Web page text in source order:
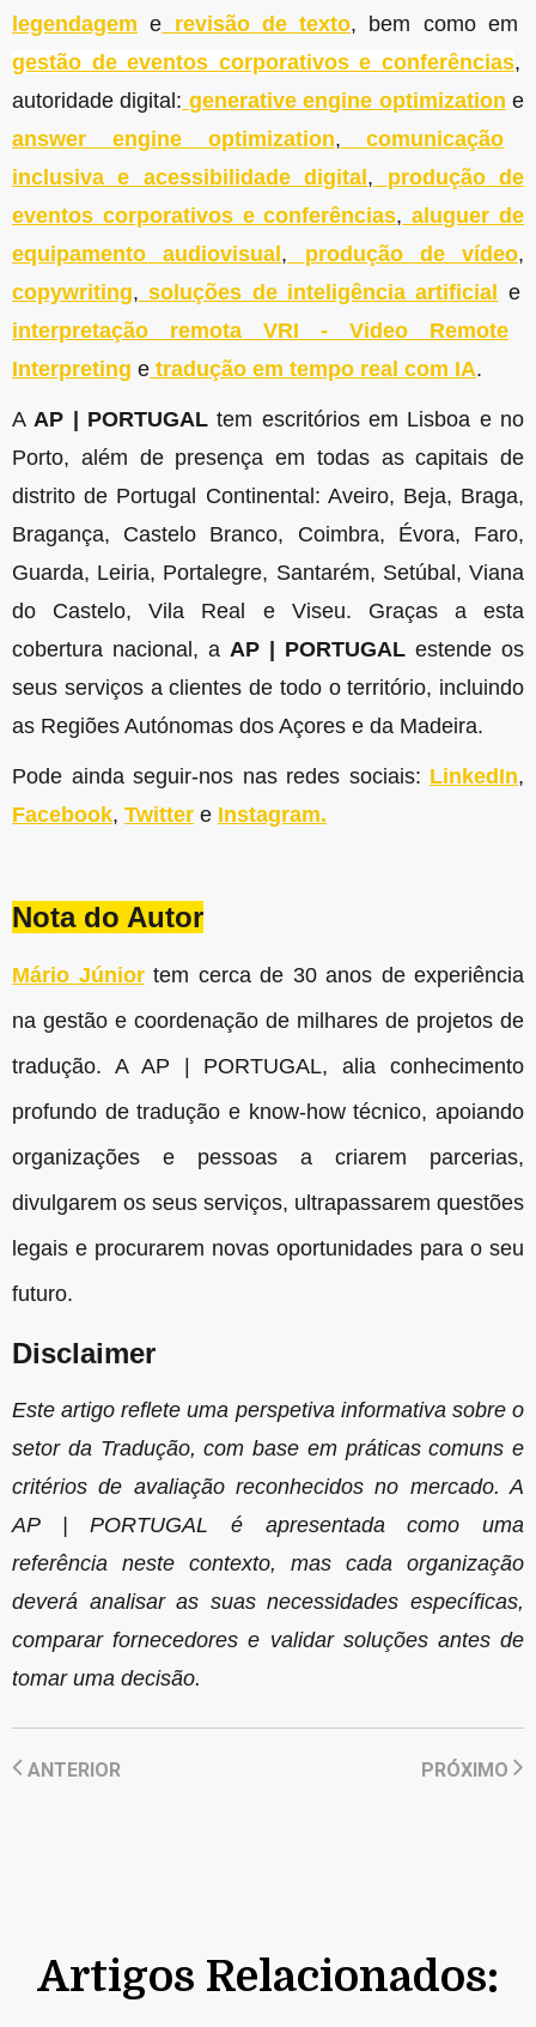
legendagem e revisão de texto, bem como em
gestão de eventos corporativos e conferências,
autoridade digital: generative engine optimization e
answer engine optimization,
comunicação
inclusiva e acessibilidade digital ,
produção de
eventos corporativos e conferências, aluguer de
equipamento audiovisual , produção de vídeo,
copywriting, soluções de inteligência artificial
e
interpretação remota VRI - Video Remote
Interpreting e tradução em tempo real com IA.
A AP | PORTUGALtem escritórios em Lisboa e no
Porto, além de presença em todas as capitais de
distrito de Portugal Continental: Aveiro, Beja, Braga,
Bragança, Castelo Branco, Coimbra, Évora, Faro,
Guarda, Leiria, Portalegre, Santarém, Setúbal, Viana
do Castelo, Vila Real e Viseu. Graças a esta
cobertura nacional, a AP | PORTUGAL estende os
seus serviços a clientes de todo o território, incluindo
as Regiões Autónomas dos Açores e da Madeira.
Pode ainda seguir-nos nas redes sociais: LinkedIn,
Facebook, Twitter e Instagram.
Nota do Autor
Mário Júniortem cerca de 30 anos de experiência
na gestão e coordenação de milhares de projetos de
tradução. A AP | PORTUGAL, alia conhecimento
profundo de tradução e know-how técnico, apoiando
organizações e pessoas a criarem parcerias,
divulgarem os seus serviços, ultrapassarem questões
legais e procurarem novas oportunidades para o seu
futuro.
Disclaimer
Este artigo reflete uma perspetiva informativa sobre o
setor da Tradução, com base em práticas comuns e
critérios de avaliação reconhecidos no mercado. A
AP | PORTUGAL é apresentada como uma
referência neste contexto, mas cada organização
deverá analisar as suas necessidades específicas,
comparar fornecedores e validar soluções antes de
tomar uma decisão.
ANTERIOR PRÓXIMO
Artigos Relacionados: